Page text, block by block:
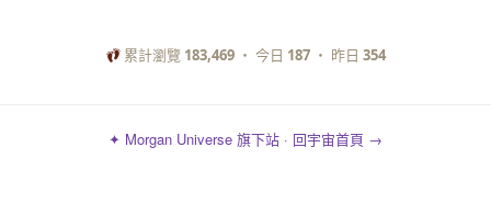
累計瀏覽 183,469 ・ 今日 187 ・ 昨日354
✦ Morgan Universe 旗下站 · 回宇宙首頁 →